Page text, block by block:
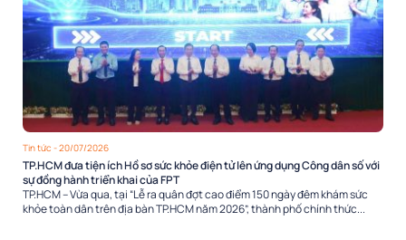
Tin tức - 20/07/2026
TP.HCM đưa tiện ích Hồ sơ sức khỏe điện tử lên ứng dụng Công dân số với
sự đồng hành triển khai của FPT
TP.HCM – Vừa qua, tại “Lễ ra quân đợt cao điểm 150 ngày đêm khám sức
khỏe toàn dân trên địa bàn TP.HCM năm 2026”, thành phố chính thức...